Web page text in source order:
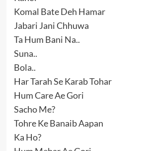
Komal Bate Deh Hamar
Jabari Jani Chhuwa
Ta Hum Bani Na..
Suna..
Bola..
Har Tarah Se Karab Tohar
Hum Care Ae Gori
Sacho Me?
Tohre Ke Banaib Aapan
Ka Ho?